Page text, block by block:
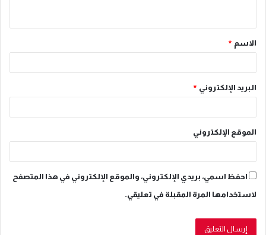
ق
*
الاسم *
البريد الإلكتروني *
الموقع الإلكتروني
احفظ اسمي، بريدي الإلكتروني، والموقع الإلكتروني في هذا المتصفح
لاستخدامها المرة المقبلة في تعليقي.